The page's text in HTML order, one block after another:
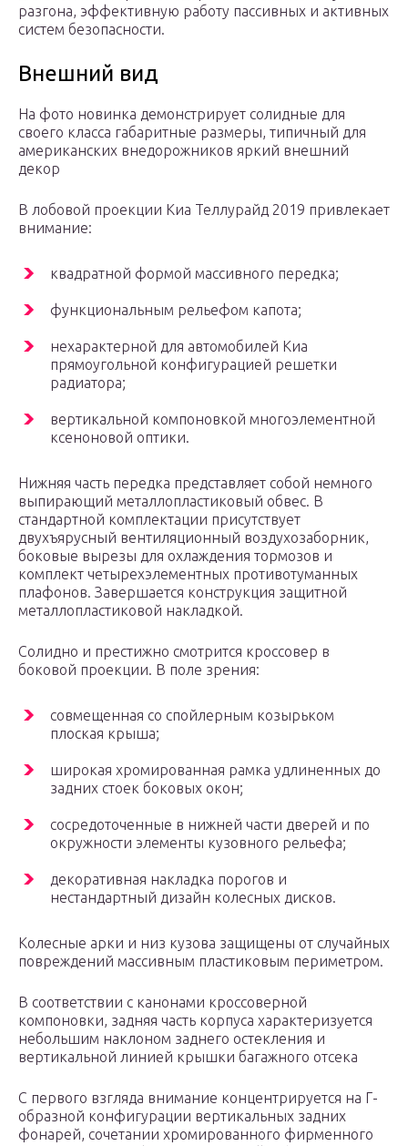
разгона, эффективную работу пассивных и активных
систем безопасности.
Внешний вид
На фото новинка демонстрирует солидные для
своего класса габаритные размеры, типичный для
американских внедорожников яркий внешний
декор
В лобовой проекции Киа Теллурайд 2019 привлекает
внимание:
квадратной формой массивного передка;
функциональным рельефом капота;
нехарактерной для автомобилей Киа
прямоугольной конфигурацией решетки
радиатора;
вертикальной компоновкой многоэлементной
ксеноновой оптики.
Нижняя часть передка представляет собой немного
выпирающий металлопластиковый обвес. В
стандартной комплектации присутствует
двухъярусный вентиляционный воздухозаборник,
боковые вырезы для охлаждения тормозов и
комплект четырехэлементных противотуманных
плафонов. Завершается конструкция защитной
металлопластиковой накладкой.
Солидно и престижно смотрится кроссовер в
боковой проекции. В поле зрения:
совмещенная со спойлерным козырьком
плоская крыша;
широкая хромированная рамка удлиненных до
задних стоек боковых окон;
сосредоточенные в нижней части дверей и по
окружности элементы кузовного рельефа;
декоративная накладка порогов и
нестандартный дизайн колесных дисков.
Колесные арки и низ кузова защищены от случайных
повреждений массивным пластиковым периметром.
В соответствии с канонами кроссоверной
компоновки, задняя часть корпуса характеризуется
небольшим наклоном заднего остекления и
вертикальной линией крышки багажного отсека
С первого взгляда внимание концентрируется на Г-
образной конфигурации вертикальных задних
фонарей, сочетании хромированного фирменного